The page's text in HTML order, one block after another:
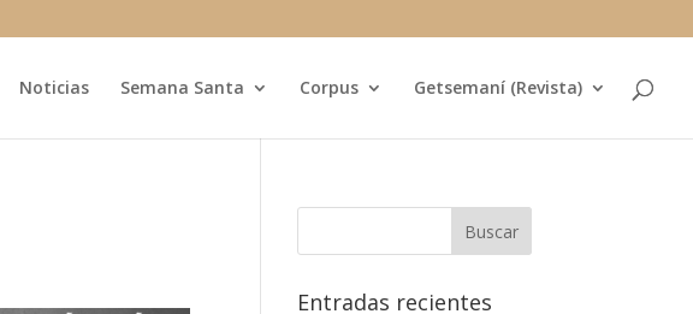
Noticias Semana Santa Corpus Getsemaní (Revista)
Entradas recientes